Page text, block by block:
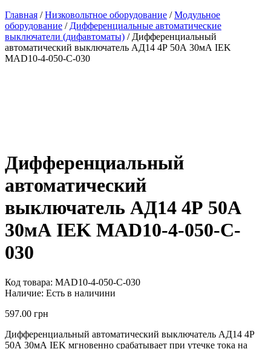
Главная /Низковольтное оборудование /Модульное
оборудование / Дифференциальные автоматические
выключатели (дифавтоматы) / Дифференциальный
автоматический выключатель АД14 4Р 50А 30мА IEK
MAD10-4-050-C-030
Дифференциальный
автоматический
выключатель АД14 4Р 50А
30мА IEK MAD10-4-050-C-
030
Код товара: MAD10-4-050-C-030
Наличие: Есть в наличини
597.00 грн
Дифференциальный автоматический выключатель АД14 4Р
50А 30мА IEK мгновенно срабатывает при утечке тока на